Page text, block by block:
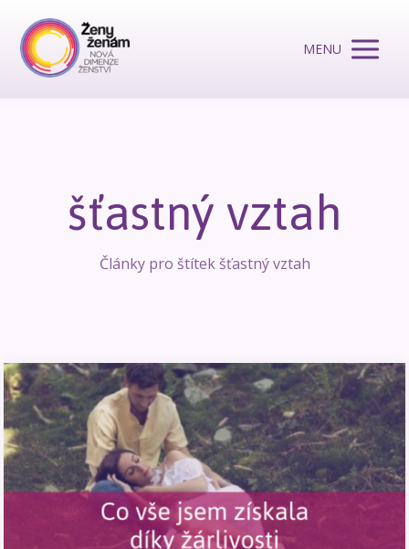
MENU
šťastný vztah
Články pro štítek šťastný vztah